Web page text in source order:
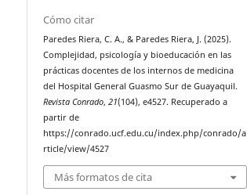
Cómo citar
Paredes Riera, C. A., & Paredes Riera, J. (2025).
Complejidad, psicología y bioeducación en las
prácticas docentes de los internos de medicina
del Hospital General Guasmo Sur de Guayaquil.
Revista Conrado,21(104), e4527. Recuperado a
partir de
https://conrado.ucf.edu.cu/index.php/conrado/a
rticle/view/4527
Más formatos de cita